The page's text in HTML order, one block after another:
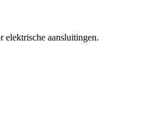
aansluitingen.